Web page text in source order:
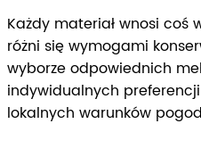
Każdy materiał wnosi
różni się wymogami
wyborze odpowiednich
indywidualnych
lokalnych warunków